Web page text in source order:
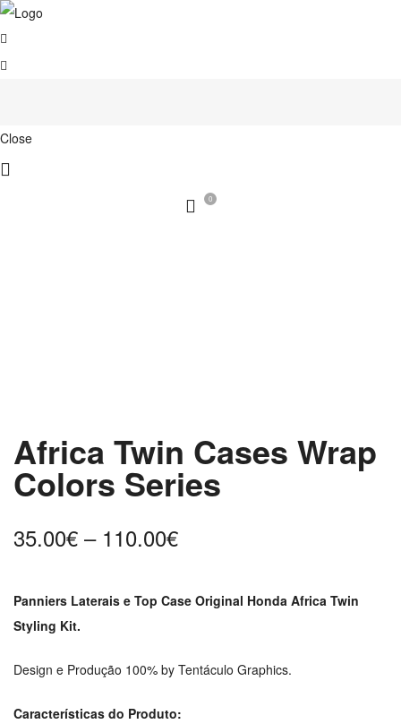
Close
0
Africa Twin Cases Wrap
Colors Series
35.00€ – 110.00€Price
35.00€
Panniers Laterais e Top Case Original Honda Africa Twin
Styling Kit.
Design e Produção 100% by Tentáculo Graphics.
Características do Produto: